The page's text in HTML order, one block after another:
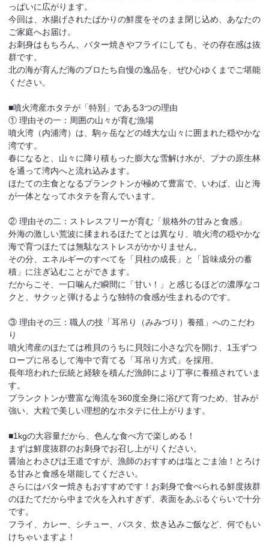
っぱいに広がります。
今回は、水揚げされたばかりの鮮度をそのまま閉じ込め、あなたの
ご家庭へお届け。
お刺身はもちろん、バター焼きやフライにしても、その存在感は抜
群です。
北の海が育んだ海のプロたち自慢の逸品を、ぜひ心ゆくまでご堪能
ください。
■噴火湾産ホタテが「特別」である3つの理由
① 理由その一：周囲の山々が育む漁場
噴火湾（内浦湾）は、駒ヶ岳などの雄大な山々に囲まれた穏やかな
湾です。
春になると、山々に降り積もった膨大な雪解け水が、ブナの原生林
を通って湾内へと流れ込みます。
ほたての主食となるプランクトンが極めて豊富で、いわば、山と海
が一体となってホタテを育んでいます。
② 理由その二：ストレスフリーが育む「規格外の甘みと食感」
外海の激しい荒波に揉まれるほたてとは異なり、噴火湾の穏やかな
海で育つほたては無駄なストレスがかかりません。
その分、エネルギーのすべてを「貝柱の成長」と「旨味成分の蓄
積」に注ぎ込むことができます。
だからこそ、一口噛んだ瞬間に「甘い！」と感じるほどの濃厚なコ
クと、サクッと弾けるような独特の食感が生まれるのです。
③ 理由その三：職人の技「耳吊り（みみづり）養殖」へのこだわ
り
噴火湾産のほたては稚貝のうちに貝殻に小さな穴を開け、1玉ずつ
ロープに吊るして海中で育てる「耳吊り方式」を採用。
長年培われた伝統と経験を積んだ漁師により丁寧に養殖されていま
す。
プランクトンが豊富な海流を360度全身に浴びて育つため、甘みが
強い、大粒で美しい理想的なホタテに仕上がります。
■1kgの大容量だから、色んな食べ方で楽しめる！
まずは鮮度抜群のお刺身でお召し上がりください。
醤油とわさびは王道ですが、漁師のおすすめは塩とごま油！とろけ
る甘みと食感を堪能してください。
さらにはバター焼きもおすすめです！お刺身で食べられる鮮度抜群
のほたてだから中まで火を入れすぎず、表面をあぶるぐらいで十分
です。
フライ、カレー、シチュー、パスタ、炊き込みご飯など、何でもい
けちゃいますよ！